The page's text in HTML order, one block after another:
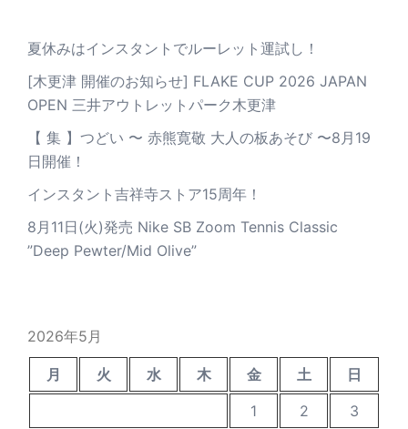
夏休みはインスタントでルーレット運試し！
[木更津 開催のお知らせ] FLAKE CUP 2026 JAPAN
OPEN 三井アウトレットパーク木更津
【 集 】つどい 〜 赤熊寛敬 大人の板あそび 〜8月19
日開催！
インスタント吉祥寺ストア15周年！
8月11日(火)発売 Nike SB Zoom Tennis Classic
”Deep Pewter/Mid Olive”
2026年5月
月 火 水 木 金 土
日
1
2
3